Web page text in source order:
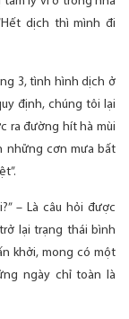
dịch thì mình đi
3, tình hình dịch ở
định, chúng tôi lại
ra đường hít hà mùi
những cơn mưa bất
– Là câu hỏi được
lại trạng thái bình
khởi, mong có một
ngày chỉ toàn là